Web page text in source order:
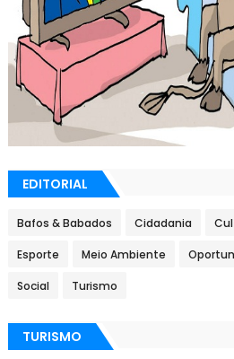
EDITORIAL
Bafos & Babados Cidadania
Esporte Meio Ambiente
Social Turismo
TURISMO